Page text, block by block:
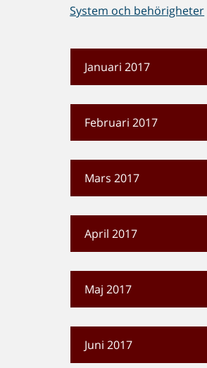
System och behörigheter
Januari 2017
Februari 2017
Mars 2017
April 2017
Maj 2017
Juni 2017